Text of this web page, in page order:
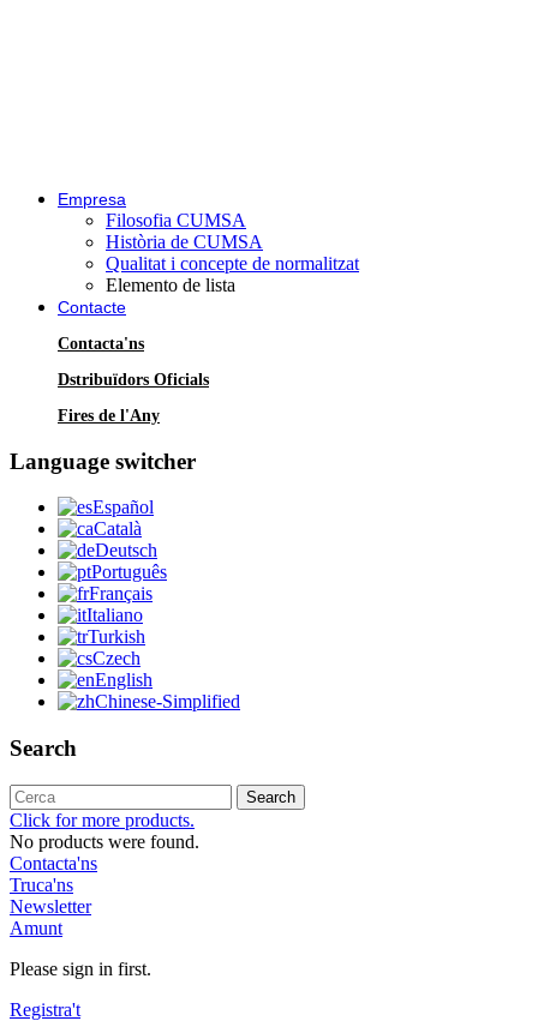
Empresa
Filosofia CUMSA
Història de CUMSA
Qualitat i concepte de normalitzat
Elemento de lista
Contacte
Contacta'ns
Dstribuïdors Oficials
Fires de l'Any
Language switcher
Español
Català
Deutsch
Português
Français
Italiano
Turkish
Czech
English
Chinese-Simplified
Search
Search
Click for more products.
No products were found.
Contacta'ns
Truca'ns
Newsletter
Amunt
Please sign in first.
Registra't